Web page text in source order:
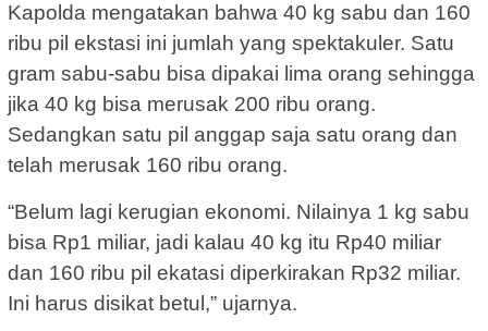
Kapolda mengatakan bahwa 40 kg sabu dan 160
ribu pil ekstasi ini jumlah yang spektakuler. Satu
gram sabu-sabu bisa dipakai lima orang sehingga
jika 40 kg bisa merusak 200 ribu orang.
Sedangkan satu pil anggap saja satu orang dan
telah merusak 160 ribu orang.
“Belum lagi kerugian ekonomi. Nilainya 1 kg sabu
bisa Rp1 miliar, jadi kalau 40 kg itu Rp40 miliar
dan 160 ribu pil ekatasi diperkirakan Rp32 miliar.
Ini harus disikat betul,” ujarnya.